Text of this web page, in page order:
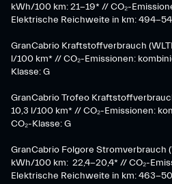
kWh/100 km: 21-19* // CO₂-
Elektrische Reichweite in km: 494-
GranCabrio Kraftstoffverbrauch
l/100 km* // CO₂-Emissionen:
Klasse: G
GranCabrio Trofeo
10,3 l/100 km* // CO₂-Emissionen:
CO₂-Klasse: G
GranCabrio Folgore Stromverbrauch
kWh/100 km: 22,4-20,4* // CO₂-
Elektrische Reichweite in km: 463-